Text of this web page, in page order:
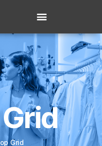
Grid